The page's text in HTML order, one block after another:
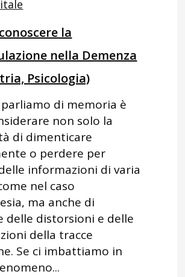
la
nella Demenza
Psicologia)
di memoria è
non solo la
di dimenticare
o perdere per
informazioni di varia
nel caso
ma anche di
delle distorsioni e delle
della tracce
Se ci imbattiamo in